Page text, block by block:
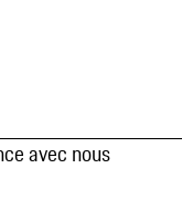
avec nous